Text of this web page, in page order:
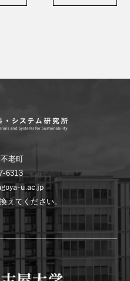
老町
6313
えてください。